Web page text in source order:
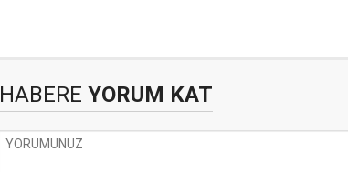
HABERE YORUM KAT